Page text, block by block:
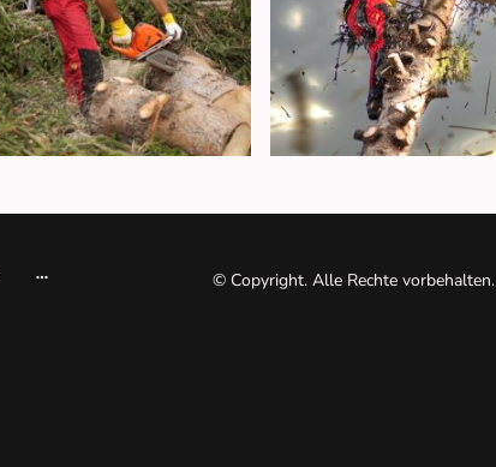
© Copyright. Alle Rechte vorbehalten.